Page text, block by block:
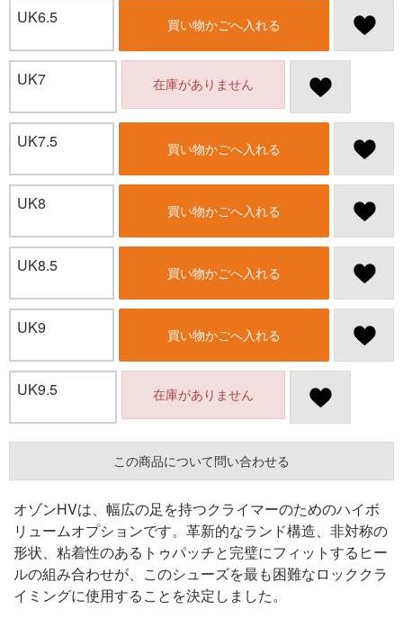
UK6.5 買い物かごへ入れる
UK7 在庫がありません
UK7.5 買い物かごへ入れる
UK8 買い物かごへ入れる
UK8.5 買い物かごへ入れる
UK9 買い物かごへ入れる
UK9.5 在庫がありません
この商品について問い合わせる
オゾンHVは、幅広の足を持つクライマーのためのハイボ
リュームオプションです。革新的なランド構造、非対称の
形状、粘着性のあるトゥパッチと完璧にフィットするヒー
ルの組み合わせが、このシューズを最も困難なロッククラ
イミングに使用することを決定しました。